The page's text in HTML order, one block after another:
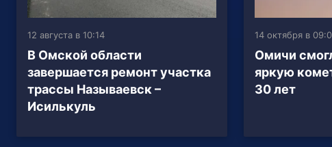
12 августа в 10:14
В Омской области
завершается ремонт участка
трассы Называевск –
Исилькуль
14 октября в
Омичи
яркую
30 лет